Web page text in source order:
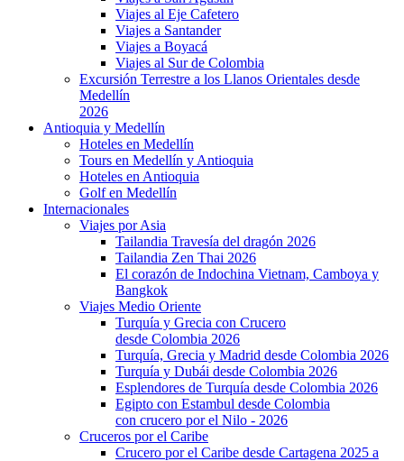
Viajes al Eje Cafetero
Viajes a Santander
Viajes a Boyacá
Viajes al Sur de Colombia
Excursión Terrestre a los Llanos Orientales desde
Medellín
2026
Antioquia y Medellín
Hoteles en Medellín
Tours en Medellín y Antioquia
Hoteles en Antioquia
Golf en Medellín
Internacionales
Viajes por Asia
Tailandia Travesía del dragón 2026
Tailandia Zen Thai 2026
El corazón de Indochina Vietnam, Camboya y
Bangkok
Viajes Medio Oriente
Turquía y Grecia con Crucero
desde Colombia 2026
Turquía, Grecia y Madrid desde Colombia 2026
Turquía y Dubái desde Colombia 2026
Esplendores de Turquía desde Colombia 2026
Egipto con Estambul desde Colombia
con crucero por el Nilo - 2026
Cruceros por el Caribe
Crucero por el Caribe desde Cartagena 2025 a